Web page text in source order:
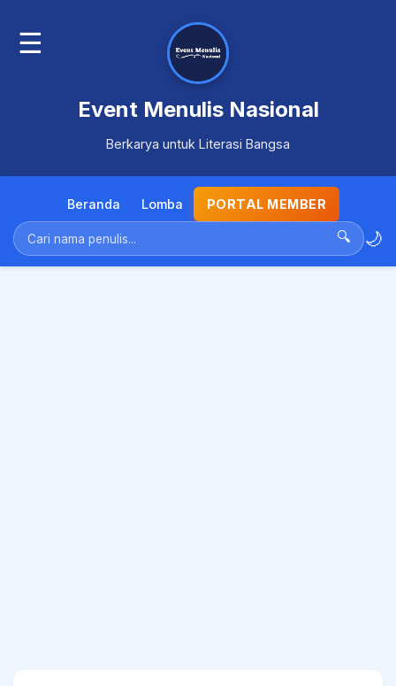
☰
Event Menulis Nasional
Berkarya untuk Literasi Bangsa
Beranda Lomba PORTAL MEMBER
🔍 🌙